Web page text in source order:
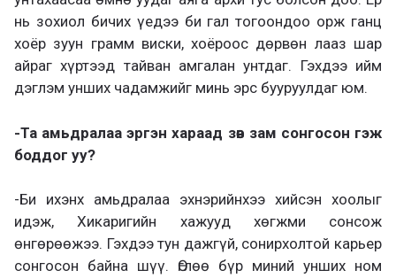
нь зохиол бичих үедээ би гал тогоондоо орж ганц
хоёр зуун грамм виски, хоёроос дөрвөн лааз шар
айраг хүртээд тайван амгалан унтдаг. Гэхдээ ийм
дэглэм унших чадамжийг минь эрс бууруулдаг юм.
-Та амьдралаа эргэн хараад зөв зам сонгосон гэж
боддог уу?
-Би ихэнх амьдралаа эхнэрийнхээ хийсэн хоолыг
идэж, Хикаригийн хажууд хөгжми сонсож
өнгөрөөжээ. Гэхдээ тун дажгүй, сонирхолтой карьер
сонгосон байна шүү. Өглөө бүр миний унших ном